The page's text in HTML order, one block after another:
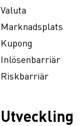
Valuta
Marknadsplats
Kupong
Inlösenbarriär
Riskbarriär
Utveckling